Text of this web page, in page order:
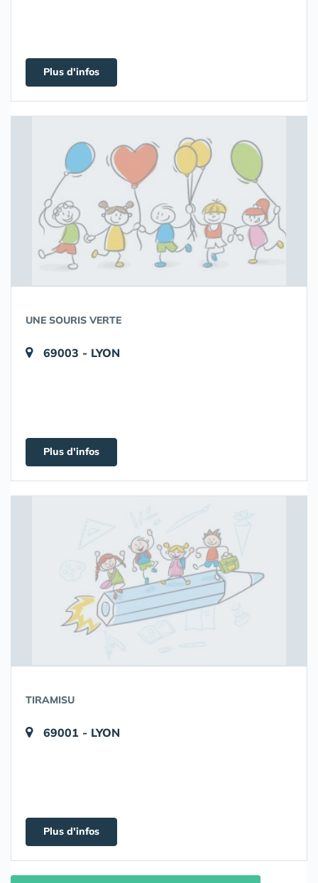
Plus d'infos
UNE SOURIS VERTE
69003 - LYON
Plus d'infos
TIRAMISU
69001 - LYON
Plus d'infos